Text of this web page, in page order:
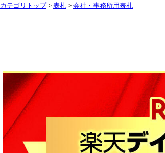
カテゴリトップ> 表札 > 会社・事務所用表札